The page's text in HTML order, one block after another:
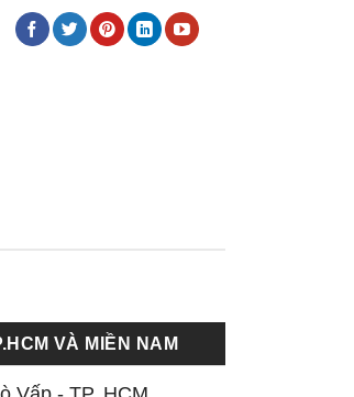
VÀ MIỀN NAM